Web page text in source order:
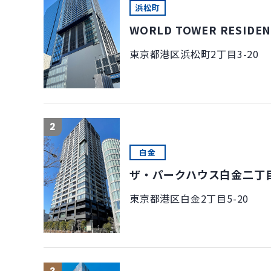
浜松町
WORLD TOWER
東京都港区浜松町2丁目3-20
2
白金
ザ・パークハウス白金二丁
東京都港区白金2丁目5-20